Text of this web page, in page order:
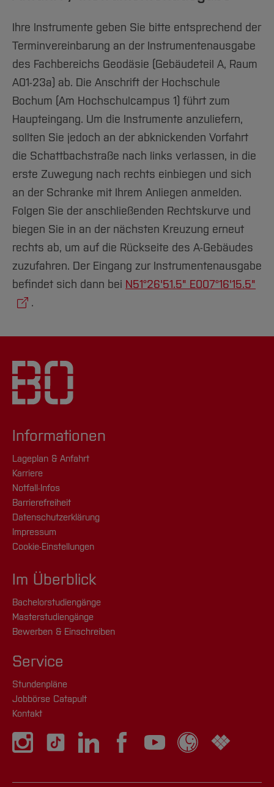
Ihre Instrumente geben Sie bitte entsprechend der
Terminvereinbarung an der Instrumentenausgabe
des Fachbereichs Geodäsie (Gebäudeteil A, Raum
A01-23a) ab. Die Anschrift der Hochschule
Bochum (Am Hochschulcampus 1) führt zum
Haupteingang. Um die Instrumente anzuliefern,
sollten Sie jedoch an der abknickenden Vorfahrt
die Schattbachstraße nach links verlassen, in die
erste Zuwegung nach rechts einbiegen und sich
an der Schranke mit Ihrem Anliegen anmelden.
Folgen Sie der anschließenden Rechtskurve und
biegen Sie in an der nächsten Kreuzung erneut
rechts ab, um auf die Rückseite des A-Gebäudes
zuzufahren. Der Eingang zur Instrumentenausgabe
befindet sich dann bei N51°26'51.5" E007°16'15.5"
.
Informationen
Lageplan & Anfahrt
Karriere
Notfall-Infos
Barrierefreiheit
Datenschutzerklärung
Impressum
Cookie-Einstellungen
Im Überblick
Bachelorstudiengänge
Masterstudiengänge
Bewerben & Einschreiben
Service
Stundenpläne
Jobbörse Catapult
Kontakt